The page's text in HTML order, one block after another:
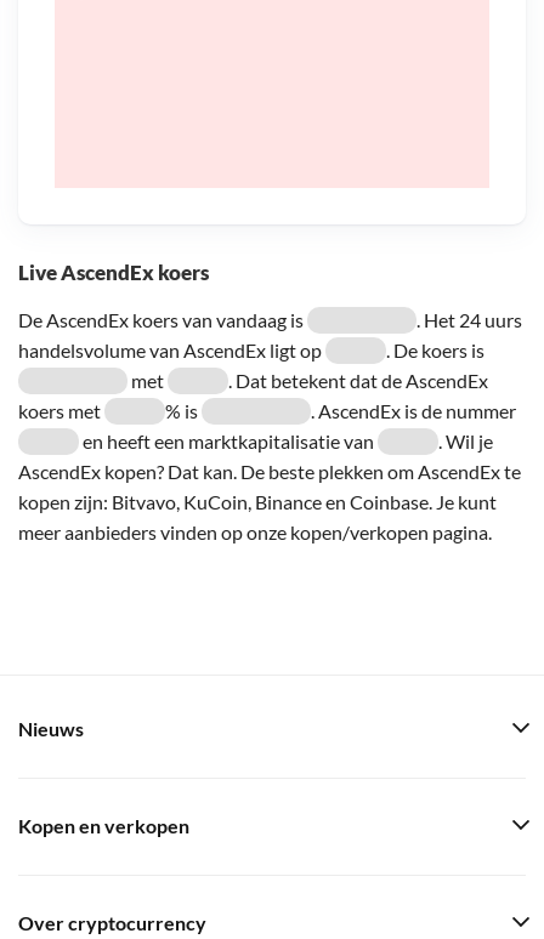
Live AscendEx koers
De AscendEx koers van vandaag is
. Het 24 uurs
handelsvolume van AscendEx ligt op
. De koers is
met
. Dat betekent dat de AscendEx
koers met
% is
. AscendEx is de nummer
en heeft een marktkapitalisatie van
. Wil je
AscendEx kopen? Dat kan. De beste plekken om AscendEx te
kopen zijn: Bitvavo, KuCoin, Binance en Coinbase. Je kunt
meer aanbieders vinden op onze kopen/verkopen pagina.
Nieuws
Kopen en verkopen
Over cryptocurrency